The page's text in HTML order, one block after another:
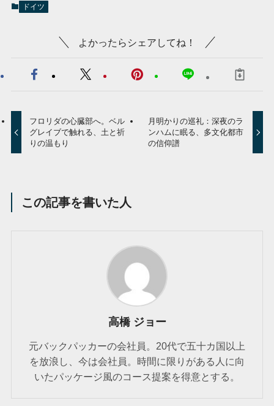
ドイツ
よかったらシェアしてね！
フロリダの心臓部へ。ベル
グレイブで触れる、土と祈
りの温もり
月明かりの巡礼：深夜のラ
ンハムに眠る、多文化都市
の信仰譜
この記事を書いた人
高橋 ジョー
元バックパッカーの会社員。20代で五十カ国以上
を放浪し、今は会社員。時間に限りがある人に向
いたパッケージ風のコース提案を得意とする。